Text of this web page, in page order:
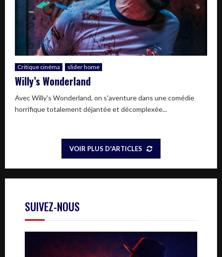
Critique cinéma slider home
Willy’s Wonderland
Avec Willy's Wonderland, on s'aventure dans une comédie
horrifique totalement déjantée et décomplexée...
VOIR PLUS D'ARTICLES
SUIVEZ-NOUS